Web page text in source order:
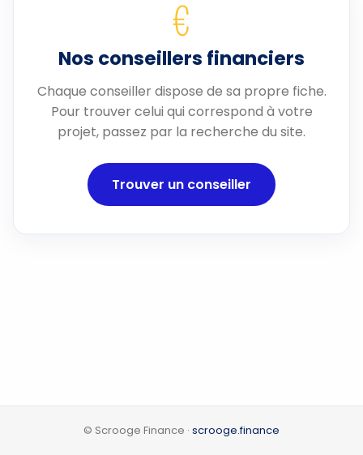
€
Nos conseillers financiers
Chaque conseiller dispose de sa propre fiche.
Pour trouver celui qui correspond à votre
projet, passez par la recherche du site.
Trouver un conseiller
© Scrooge Finance · scrooge.finance